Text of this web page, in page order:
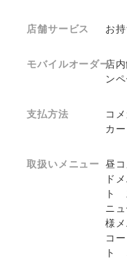
店舗サービス お
モバイルオーダー店
ン
支払方法
コ
カ
取扱いメニュー 昼
ド
ト
ニ
様
コ
ト